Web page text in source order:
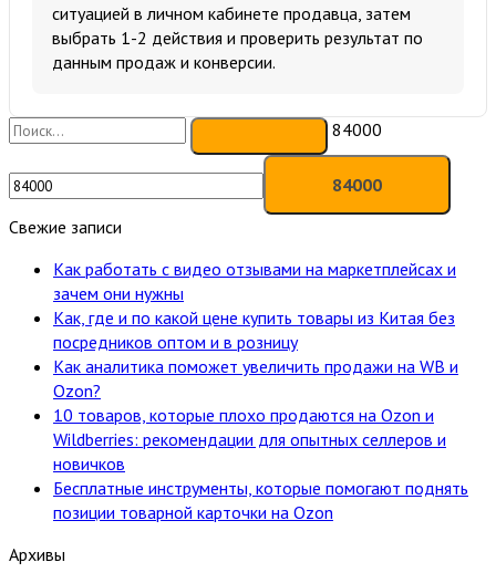
ситуацией в личном кабинете продавца, затем
выбрать 1-2 действия и проверить результат по
данным продаж и конверсии.
84000
Свежие записи
Как работать с видео отзывами на маркетплейсах и
зачем они нужны
Как, где и по какой цене купить товары из Китая без
посредников оптом и в розницу
Как аналитика поможет увеличить продажи на WB и
Ozon?
10 товаров, которые плохо продаются на Ozon и
Wildberries: рекомендации для опытных селлеров и
новичков
Бесплатные инструменты, которые помогают поднять
позиции товарной карточки на Ozon
Архивы